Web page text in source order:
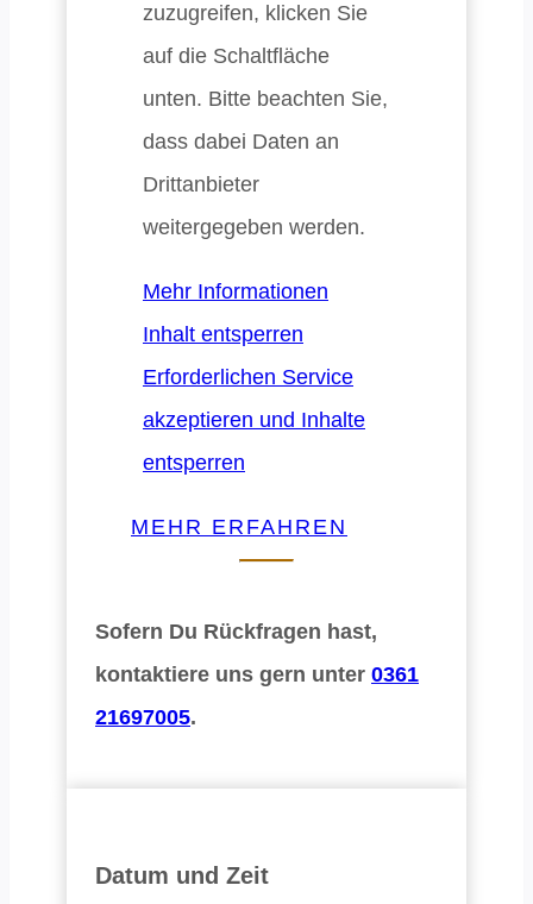
zuzugreifen, klicken Sie
auf die Schaltfläche
unten. Bitte beachten Sie,
dass dabei Daten an
Drittanbieter
weitergegeben werden.
Mehr Informationen
Inhalt entsperren
Erforderlichen Service
akzeptieren und Inhalte
entsperren
MEHR ERFAHREN
Sofern Du Rückfragen hast,
kontaktiere uns gern unter 0361
21697005.
Datum und Zeit